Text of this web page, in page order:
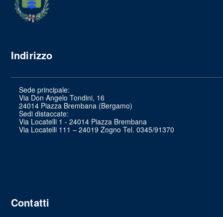
Indirizzo
Sede principale:
Via Don Angelo Tondini, 16
24014 Piazza Brembana (Bergamo)
Sedi distaccate:
Via Locatelli 1 - 24014 Piazza Brembana
Via Locatelli 111 – 24019 Zogno Tel. 0345/91370
Contatti